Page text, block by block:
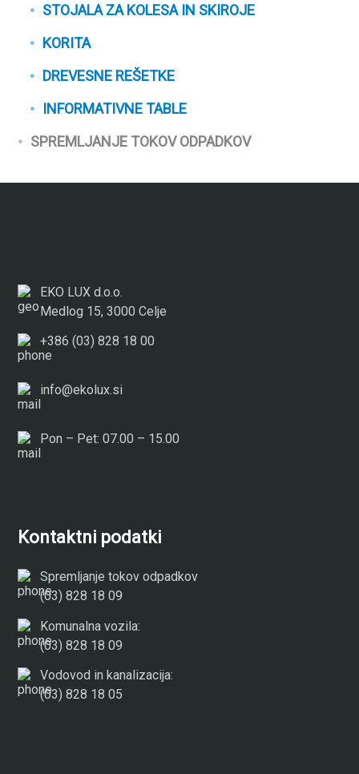
STOJALA ZA KOLESA IN SKIROJE
KORITA
DREVESNE REŠETKE
INFORMATIVNE TABLE
SPREMLJANJE TOKOV ODPADKOV
EKO LUX d.o.o.
Medlog 15, 3000 Celje
+386 (03) 828 18 00
info@ekolux.si
Pon – Pet: 07.00 – 15.00
Kontaktni podatki
Spremljanje tokov odpadkov
(03) 828 18 09
Komunalna vozila:
(03) 828 18 09
Vodovod in kanalizacija:
(03) 828 18 05